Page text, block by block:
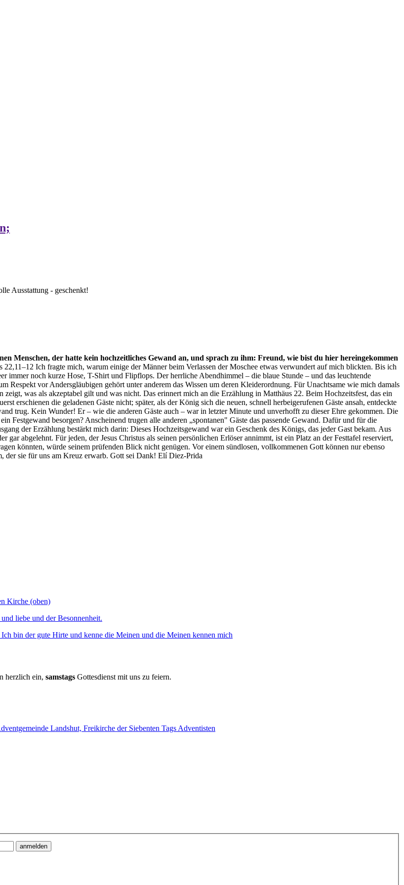
Ausstattung - geschenkt!
Menschen, der hatte kein hochzeitliches Gewand an, und sprach zu ihm: Freund, wie bist du hier hereingekommen
22,11–12 Ich fragte mich, warum einige der Männer beim Verlassen der Moschee etwas verwundert auf mich blickten. Bis ich
immer noch kurze Hose, T-Shirt und Flipflops. Der herrliche Abendhimmel – die blaue Stunde – und das leuchtende
Respekt vor Andersgläubigen gehört unter anderem das Wissen um deren Kleiderordnung. Für Unachtsame wie mich damals
was als akzeptabel gilt und was nicht. Das erinnert mich an die Erzählung in Matthäus 22. Beim Hochzeitsfest, das ein
erschienen die geladenen Gäste nicht; später, als der König sich die neuen, schnell herbeigerufenen Gäste ansah, entdeckte
trug. Kein Wunder! Er – wie die anderen Gäste auch – war in letzter Minute und unverhofft zu dieser Ehre gekommen. Die
Festgewand besorgen? Anscheinend trugen alle anderen „spontanen" Gäste das passende Gewand. Dafür und für die
der Erzählung bestärkt mich darin: Dieses Hochzeitsgewand war ein Geschenk des Königs, das jeder Gast bekam. Aus
abgelehnt. Für jeden, der Jesus Christus als seinen persönlichen Erlöser annimmt, ist ein Platz an der Festtafel reserviert,
könnten, würde seinem prüfenden Blick nicht genügen. Vor einem sündlosen, vollkommenen Gott können nur ebenso
der sie für uns am Kreuz erwarb. Gott sei Dank! Elí Diez-Prida
herzlich ein, samstagsGottesdienst mit uns zu feiern.